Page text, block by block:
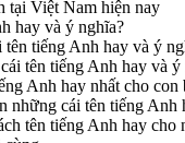
tại Việt Nam hiện nay
hay và ý nghĩa?
tiếng Anh hay và ý
tên tiếng Anh hay và ý
Anh hay nhất cho con
những cái tên tiếng Anh
tên tiếng Anh hay